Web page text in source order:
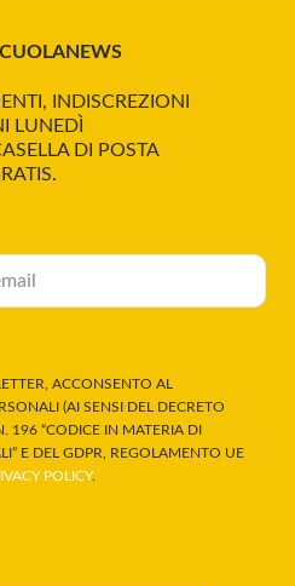
INDISCREZIONI
LUNEDÌ
DI POSTA
ACCONSENTO AL
(AI SENSI DEL DECRETO
196 “CODICE IN MATERIA DI
E DEL GDPR, REGOLAMENTO UE
POLICY.